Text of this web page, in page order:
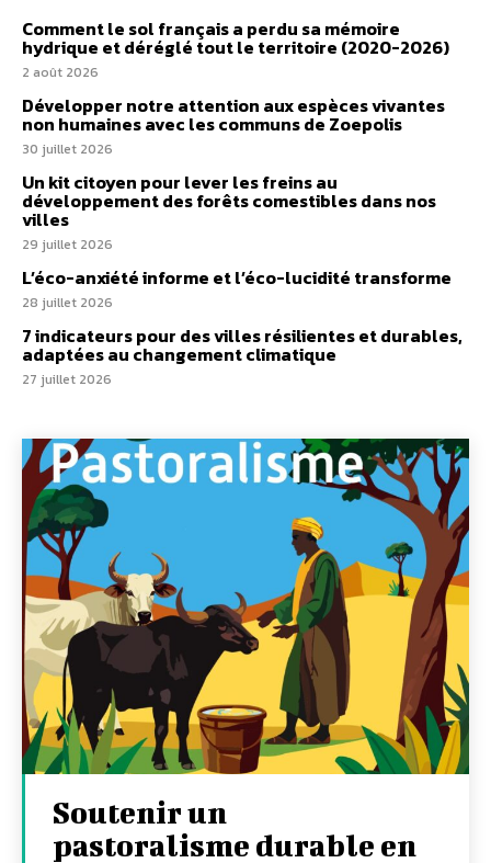
Comment le sol français a perdu sa mémoire
hydrique et déréglé tout le territoire (2020-2026)
2 août 2026
Développer notre attention aux espèces vivantes
non humaines avec les communs de Zoepolis
30 juillet 2026
Un kit citoyen pour lever les freins au
développement des forêts comestibles dans nos
villes
29 juillet 2026
L’éco-anxiété informe et l’éco-lucidité transforme
28 juillet 2026
7 indicateurs pour des villes résilientes et durables,
adaptées au changement climatique
27 juillet 2026
Soutenir un
pastoralisme durable en